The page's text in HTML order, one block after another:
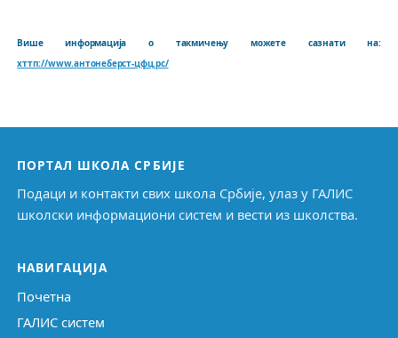
Више информација о такмичењу можете сазнати на:
хттп://www.антонеберст-цфц.рс/
ПОРТАЛ ШКОЛА СРБИЈЕ
Подаци и контакти свих школа Србије, улаз у ГАЛИС
школски информациони систем и вести из школства.
НАВИГАЦИЈА
Почетна
ГАЛИС систем